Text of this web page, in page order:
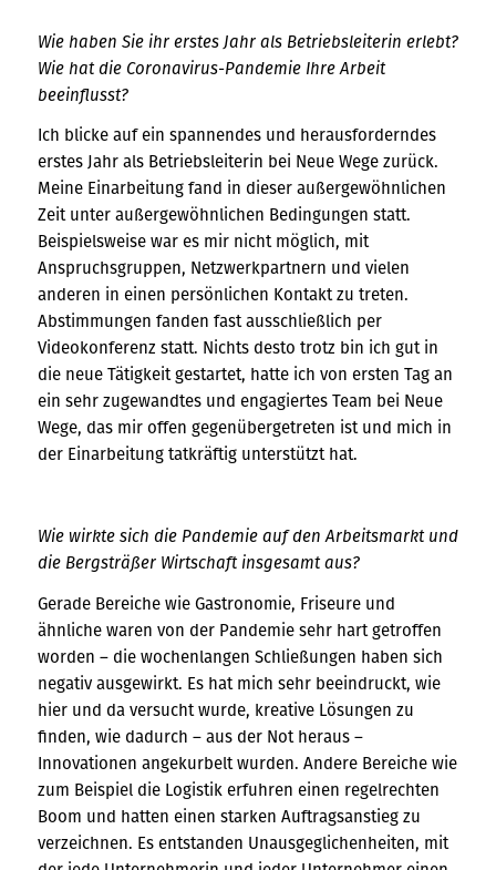
Wie haben Sie ihr erstes Jahr als Betriebsleiterin erlebt?
Wie hat die Coronavirus-Pandemie Ihre Arbeit
beeinflusst?
Ich blicke auf ein spannendes und herausforderndes
erstes Jahr als Betriebsleiterin bei Neue Wege zurück.
Meine Einarbeitung fand in dieser außergewöhnlichen
Zeit unter außergewöhnlichen Bedingungen statt.
Beispielsweise war es mir nicht möglich, mit
Anspruchsgruppen, Netzwerkpartnern und vielen
anderen in einen persönlichen Kontakt zu treten.
Abstimmungen fanden fast ausschließlich per
Videokonferenz statt. Nichts desto trotz bin ich gut in
die neue Tätigkeit gestartet, hatte ich von ersten Tag an
ein sehr zugewandtes und engagiertes Team bei Neue
Wege, das mir offen gegenübergetreten ist und mich in
der Einarbeitung tatkräftig unterstützt hat.
Wie wirkte sich die Pandemie auf den Arbeitsmarkt und
die Bergsträßer Wirtschaft insgesamt aus?
Gerade Bereiche wie Gastronomie, Friseure und
ähnliche waren von der Pandemie sehr hart getroffen
worden – die wochenlangen Schließungen haben sich
negativ ausgewirkt. Es hat mich sehr beeindruckt, wie
hier und da versucht wurde, kreative Lösungen zu
finden, wie dadurch – aus der Not heraus –
Innovationen angekurbelt wurden. Andere Bereiche wie
zum Beispiel die Logistik erfuhren einen regelrechten
Boom und hatten einen starken Auftragsanstieg zu
verzeichnen. Es entstanden Unausgeglichenheiten, mit